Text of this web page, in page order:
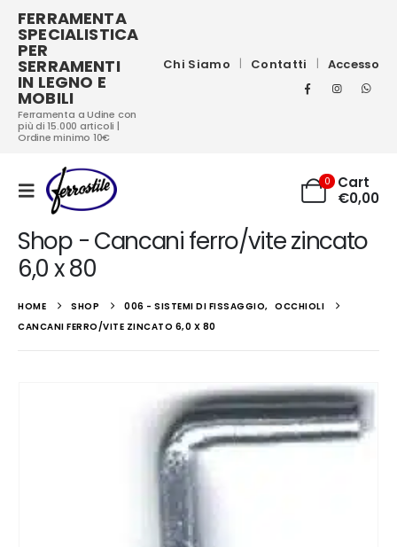
FERRAMENTA
SPECIALISTICA
PER
SERRAMENTI
IN LEGNO E
MOBILI
Ferramenta a Udine con
più di 15.000 articoli |
Ordine minimo 10€
Chi Siamo Contatti Accesso
0
Cart
€0,00
Shop - Cancani ferro/vite zincato
6,0 x 80
HOME SHOP 006 - SISTEMI DI FISSAGGIO, OCCHIOLI
CANCANI FERRO/VITE ZINCATO 6,0 X 80